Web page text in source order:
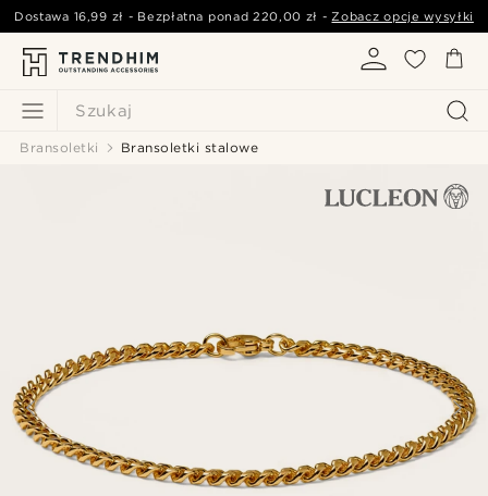
Szukaj
Dostawa 16,99 zł - Bezpłatna ponad220,00 zł -Zobacz opcje wysyłki
Bransoletki Bransoletki stalowe